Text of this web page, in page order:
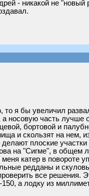
- никакой не
то я бы увеличил
а носовую часть
бортовой и
и скользят на нем,
плоские
на "Сигме", в общем
катер в повороте
редданы и
все решения.
а лодку из